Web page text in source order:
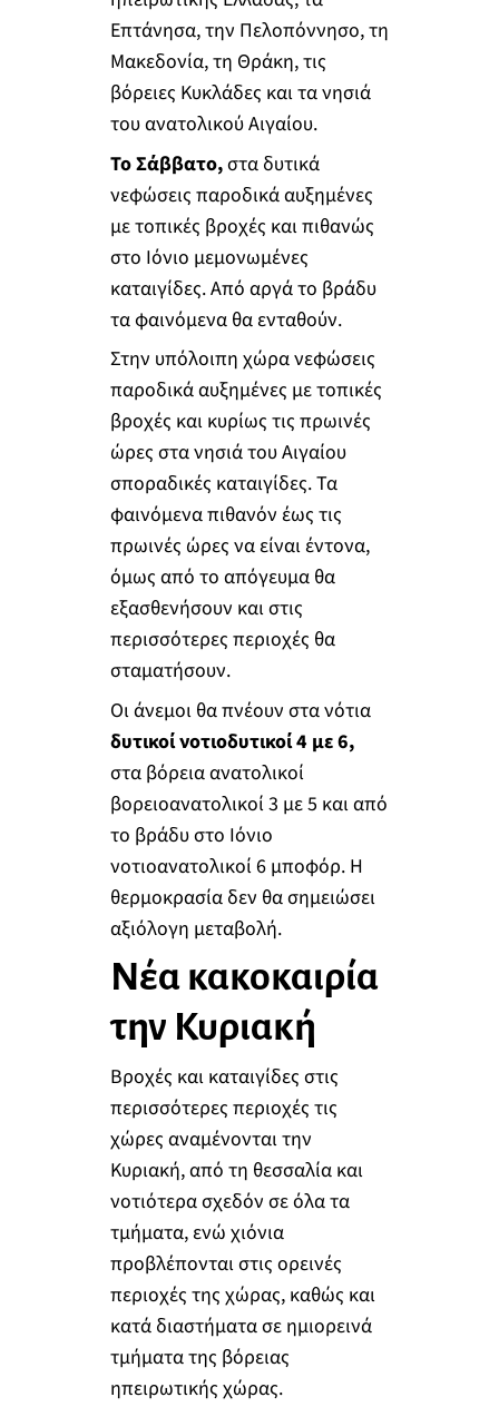
Επτάνησα, την Πελοπόννησο, τη
Μακεδονία, τη Θράκη, τις
βόρειες Κυκλάδες και τα νησιά
του ανατολικού Αιγαίου.
Το Σάββατο,στα δυτικά
νεφώσεις παροδικά αυξημένες
με τοπικές βροχές και πιθανώς
στο Ιόνιο μεμονωμένες
καταιγίδες. Από αργά το βράδυ
τα φαινόμενα θα ενταθούν.
Στην υπόλοιπη χώρα νεφώσεις
παροδικά αυξημένες με τοπικές
βροχές και κυρίως τις πρωινές
ώρες στα νησιά του Αιγαίου
σποραδικές καταιγίδες. Τα
φαινόμενα πιθανόν έως τις
πρωινές ώρες να είναι έντονα,
όμως από το απόγευμα θα
εξασθενήσουν και στις
περισσότερες περιοχές θα
σταματήσουν.
Οι άνεμοι θα πνέουν στα νότια
δυτικοί νοτιοδυτικοί 4 με 6,
στα βόρεια ανατολικοί
βορειοανατολικοί 3 με 5 και από
το βράδυ στο Ιόνιο
νοτιοανατολικοί 6 μποφόρ. Η
θερμοκρασία δεν θα σημειώσει
αξιόλογη μεταβολή.
Νέα κακοκαιρία
την Κυριακή
Βροχές και καταιγίδες στις
περισσότερες περιοχές τις
χώρες αναμένονται την
Κυριακή, από τη θεσσαλία και
νοτιότερα σχεδόν σε όλα τα
τμήματα, ενώ χιόνια
προβλέπονται στις ορεινές
περιοχές της χώρας, καθώς και
κατά διαστήματα σε ημιορεινά
τμήματα της βόρειας
ηπειρωτικής χώρας.